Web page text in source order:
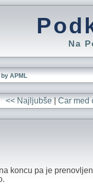
Na
by APML
<< Najljubše|Car med
koncu pa je